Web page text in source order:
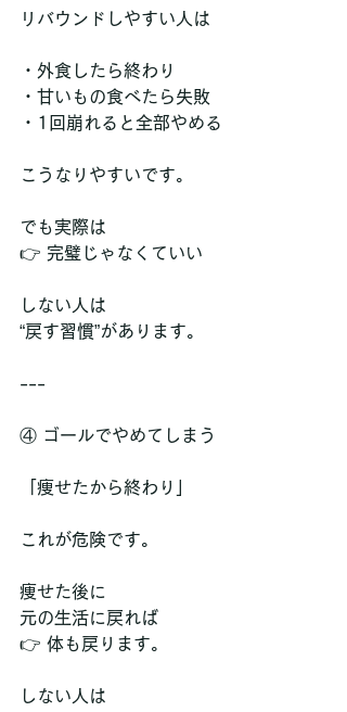
リバウンドしやすい人は
・外食したら終わり
・甘いもの食べたら失敗
・1回崩れると全部やめる
こうなりやすいです。
でも実際は
👉 完璧じゃなくていい
しない人は
“戻す習慣”があります。
---
④ ゴールでやめてしまう
「痩せたから終わり」
これが危険です。
痩せた後に
元の生活に戻れば
👉 体も戻ります。
しない人は